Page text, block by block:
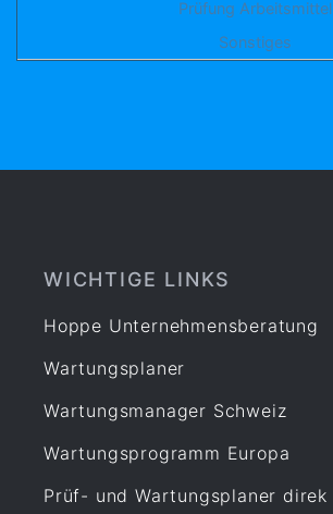
Prüfung Arbeitsmittel
Sonstiges
WICHTIGE LINKS
Hoppe Unternehmensberatung
Wartungsplaner
Wartungsmanager Schweiz
Wartungsprogramm Europa
Prüf- und Wartungsplaner direk